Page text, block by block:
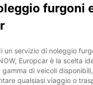
furgoni
un servizio di noleggio
Europcar è la scelta
gamma di veicoli
qualsiasi viaggio o